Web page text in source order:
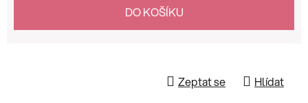
DO KOŠÍKU
Zeptat se Hlídat